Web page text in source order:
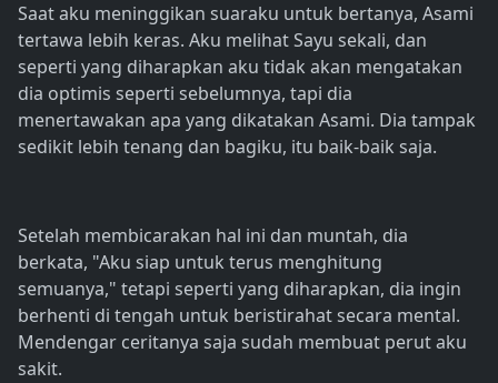
Saat aku meninggikan suaraku untuk bertanya, Asami
tertawa lebih keras. Aku melihat Sayu sekali, dan
seperti yang diharapkan aku tidak akan mengatakan
dia optimis seperti sebelumnya, tapi dia
menertawakan apa yang dikatakan Asami. Dia tampak
sedikit lebih tenang dan bagiku, itu baik-baik saja.
Setelah membicarakan hal ini dan muntah, dia
berkata, "Aku siap untuk terus menghitung
semuanya," tetapi seperti yang diharapkan, dia ingin
berhenti di tengah untuk beristirahat secara mental.
Mendengar ceritanya saja sudah membuat perut aku
sakit.